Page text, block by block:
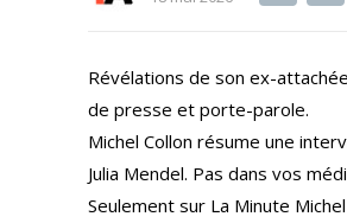
Révélations de son ex-attachée
de presse et porte-parole.
Michel Collon résume une
Julia Mendel. Pas dans vos
Seulement sur La Minute